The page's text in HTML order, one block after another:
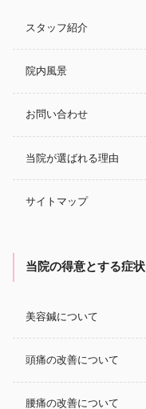
スタッフ紹介
院内風景
お問い合わせ
当院が選ばれる理由
サイトマップ
当院の得意とする症状
美容鍼について
頭痛の改善について
腰痛の改善について